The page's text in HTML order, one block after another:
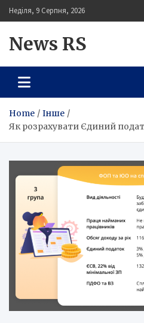
Skip
to
Неділя, 9 Серпня, 2026
News RS
Home
Інше
Як розрахувати Єдиний